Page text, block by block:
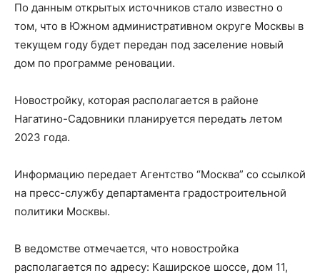
По данным открытых источников стало известно о
том, что в Южном административном округе Москвы в
текущем году будет передан под заселение новый
дом по программе реновации.
Новостройку, которая располагается в районе
Нагатино-Садовники планируется передать летом
2023 года.
Информацию передает Агентство “Москва” со ссылкой
на пресс-службу департамента градостроительной
политики Москвы.
В ведомстве отмечается, что новостройка
располагается по адресу: Каширское шоссе, дом 11,